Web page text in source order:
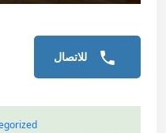
للاتصال